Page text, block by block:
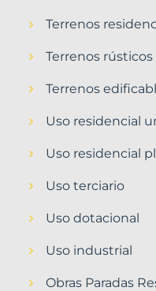
Terrenos
Terrenos rústicos
Terrenos
Uso residencial
Uso residencial
Uso terciario
Uso dotacional
Uso industrial
Obras Paradas